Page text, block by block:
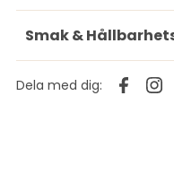
Smak &
Dela med dig: